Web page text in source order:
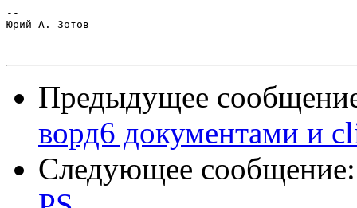
--
Юрий А. Зотов
Предыдущее
ворд6 документами и
Следующее